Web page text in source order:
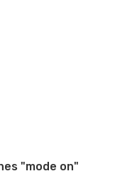
"mode on"